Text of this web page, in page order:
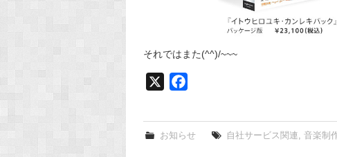
それではまた(^^)/~~~
e
お知らせ 自社サービス関連,音楽制